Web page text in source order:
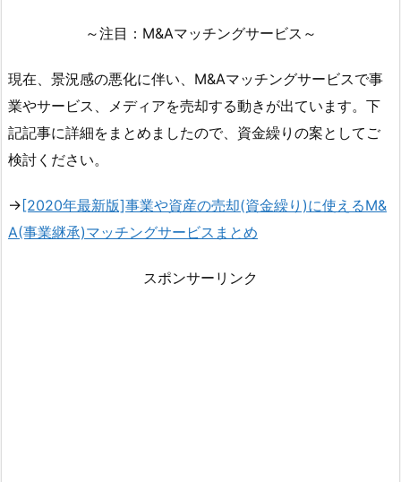
～注目：M&Aマッチングサービス～
現在、景況感の悪化に伴い、M&Aマッチングサービスで事
業やサービス、メディアを売却する動きが出ています。下
記記事に詳細をまとめましたので、資金繰りの案としてご
検討ください。
→ [2020年最新版]事業や資産の売却(資金繰り)に使えるM&
A(事業継承)マッチングサービスまとめ
スポンサーリンク